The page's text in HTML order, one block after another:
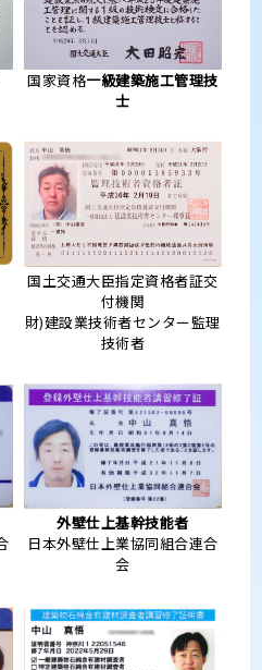
国家資格一級建築施工管理技
士
国土交通大臣指定資格者証交
付機関
財)建設業技術者センター監理
技術者
外壁仕上基幹技能者
日本外壁仕上業協同組合連合
会